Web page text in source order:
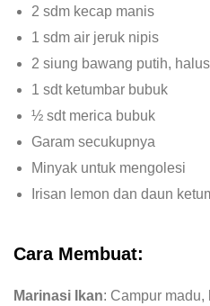
2 sdm kecap manis
1 sdm air jeruk nipis
2 siung bawang putih,
1 sdt ketumbar bubuk
½ sdt merica bubuk
Garam secukupnya
Minyak untuk mengolesi
Irisan lemon dan daun
Cara Membuat:
Marinasi Ikan: Campur